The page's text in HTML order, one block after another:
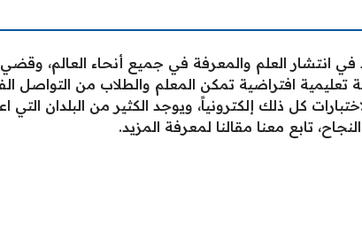
انتشار العلم والمعرفة في جميع أنحاء العالم،
افتراضية تمكن المعلم والطلاب من التواصل
كل ذلك إلكترونياً، ويوجد الكثير من البلدان التي
تابع معنا مقالنا لمعرفة المزيد.